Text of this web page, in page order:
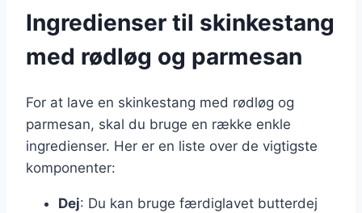
Ingredienser til skinkestang
med rødløg og parmesan
For at lave en skinkestang med rødløg og
parmesan, skal du bruge en række enkle
ingredienser. Her er en liste over de vigtigste
komponenter:
Dej: Du kan bruge færdiglavet butterdej